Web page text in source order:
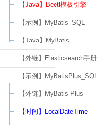
【Java】Beetl模板引擎
【示例】MyBatis_SQL
【Java】MyBatis
【外链】Elasticsearch手册
【示例】MyBatisPlus_SQL
【外链】MyBatis-Plus
【时间】LocalDateTime